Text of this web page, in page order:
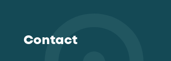
Contact